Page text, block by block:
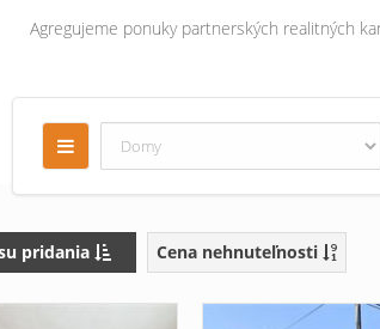
Agregujeme ponuky partnerských realitných
pridania Cena nehnuteľnosti